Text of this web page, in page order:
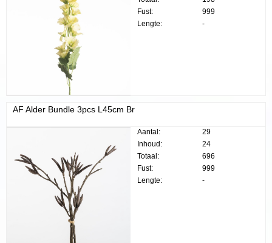
Fust:
999
Lengte:
-
AF Alder Bundle 3pcs L45cm Br
Aantal:
29
Inhoud:
24
Totaal:
696
Fust:
999
Lengte:
-